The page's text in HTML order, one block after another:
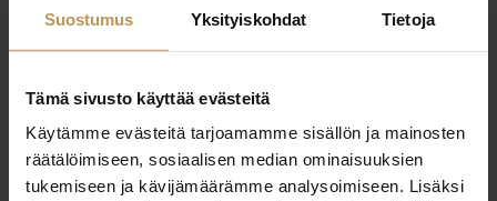
Suostumus Yksityiskohdat Tietoja
Tämä sivusto käyttää evästeitä
Käytämme evästeitä tarjoamamme sisällön ja mainosten
räätälöimiseen, sosiaalisen median ominaisuuksien
tukemiseen ja kävijämäärämme analysoimiseen. Lisäksi